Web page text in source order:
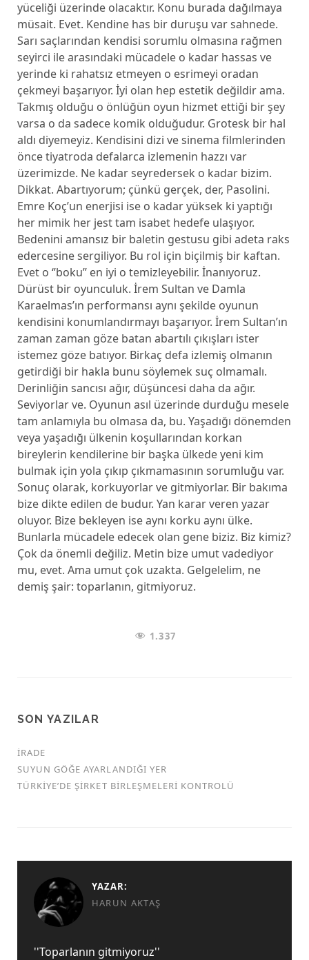
yüceliği üzerinde olacaktır. Konu burada dağılmaya
müsait. Evet. Kendine has bir duruşu var sahnede.
Sarı saçlarından kendisi sorumlu olmasına rağmen
seyirci ile arasındaki mücadele o kadar hassas ve
yerinde ki rahatsız etmeyen o esrimeyi oradan
çekmeyi başarıyor. İyi olan hep estetik değildir ama.
Takmış olduğu o önlüğün oyun hizmet ettiği bir şey
varsa o da sadece komik olduğudur. Grotesk bir hal
aldı diyemeyiz. Kendisini dizi ve sinema filmlerinden
önce tiyatroda defalarca izlemenin hazzı var
üzerimizde. Ne kadar seyredersek o kadar bizim.
Dikkat. Abartıyorum; çünkü gerçek, der, Pasolini.
Emre Koç’un enerjisi ise o kadar yüksek ki yaptığı
her mimik her jest tam isabet hedefe ulaşıyor.
Bedenini amansız bir baletin gestusu gibi adeta raks
edercesine sergiliyor. Bu rol için biçilmiş bir kaftan.
Evet o ‘’boku’’ en iyi o temizleyebilir. İnanıyoruz.
Dürüst bir oyunculuk. İrem Sultan ve Damla
Karaelmas’ın performansı aynı şekilde oyunun
kendisini konumlandırmayı başarıyor. İrem Sultan’ın
zaman zaman göze batan abartılı çıkışları ister
istemez göze batıyor. Birkaç defa izlemiş olmanın
getirdiği bir hakla bunu söylemek suç olmamalı.
Derinliğin sancısı ağır, düşüncesi daha da ağır.
Seviyorlar ve. Oyunun asıl üzerinde durduğu mesele
tam anlamıyla bu olmasa da, bu. Yaşadığı dönemden
veya yaşadığı ülkenin koşullarından korkan
bireylerin kendilerine bir başka ülkede yeni kim
bulmak için yola çıkıp çıkmamasının sorumluğu var.
Sonuç olarak, korkuyorlar ve gitmiyorlar. Bir bakıma
bize dikte edilen de budur. Yan karar veren yazar
oluyor. Bize bekleyen ise aynı korku aynı ülke.
Bunlarla mücadele edecek olan gene biziz. Biz kimiz?
Çok da önemli değiliz. Metin bize umut vadediyor
mu, evet. Ama umut çok uzakta. Gelgelelim, ne
demiş şair: toparlanın, gitmiyoruz.
1.337
SON YAZILAR
İRADE
SUYUN GÖĞE AYARLANDIĞI YER
TÜRKİYE’DE ŞİRKET BİRLEŞMELERİ KONTROLÜ
YAZAR:
HARUN AKTAŞ
''Toparlanın gitmiyoruz''